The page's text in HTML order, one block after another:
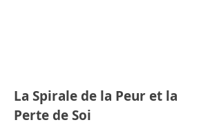
La Spirale de la Peur et la
Perte de Soi